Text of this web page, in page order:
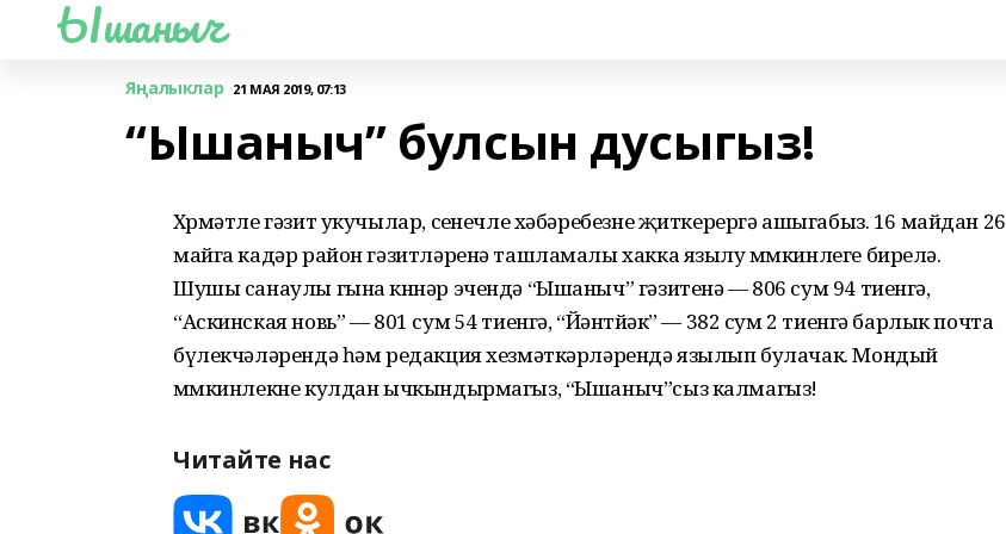
Ышаныч
Яңалыклар 21 МАЯ 2019, 07:13
“Ышаныч” булсын дусыгыз!
Хөрмәтле гәзит укучылар, сөенечле хәбәребезне җиткерергә ашыгабыз. 16 майдан 26
майга кадәр район гәзитләренә ташламалы хакка язылу мөмкинлеге бирелә.
Шушы санаулы гына көннәр эчендә “Ышаныч” гәзитенә — 806 сум 94 тиенгә,
“Аскинская новь” — 801 сум 54 тиенгә, “Йәнтөйәк” — 382 сум 2 тиенгә барлык почта
бүлекчәләрендә һәм редакция хезмәткәрләрендә язылып булачак. Мондый
мөмкинлекне кулдан ычкындырмагыз, “Ышаныч”сыз калмагыз!
Читайте нас